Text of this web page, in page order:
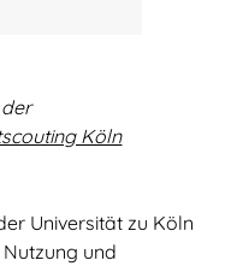
Köln
Universität zu Köln
und